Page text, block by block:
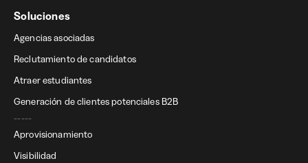
Soluciones
Agencias asociadas
Reclutamiento de candidatos
Atraer estudiantes
Generación de clientes potenciales B2B
-----
Aprovisionamiento
Visibilidad